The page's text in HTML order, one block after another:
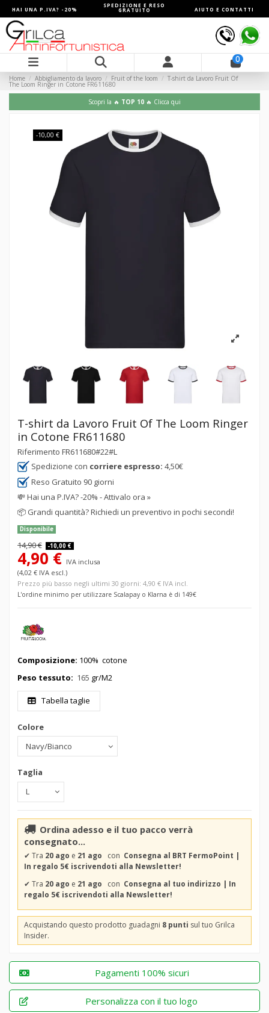
HAI UNA P.IVA? -20%
SPEDIZIONE E RESO
GRATUITO AIUTO E CONTATTI
0
Home Abbigliamento da lavoro Fruit of the loom T-shirt da Lavoro Fruit Of
The Loom Ringer in Cotone FR611680
Scopri la 🔥 TOP 10 🔥 Clicca qui
-10,00 €
T-shirt da Lavoro Fruit Of The Loom Ringer
in Cotone FR611680
Riferimento FR611680#22#L
Spedizione con corriere espresso: 4,50€
Reso Gratuito 90 giorni
💸Hai una P.IVA? -20% - Attivalo ora »
📦 Grandi quantità? Richiedi un preventivo in pochi secondi!
Disponibile
14,90 € -10,00 €
4,90 € IVA inclusa
(4,02 € IVA escl.)
Prezzo più basso negli ultimi 30 giorni: 4,90 € IVA incl.
L'ordine minimo per utilizzare Scalapay o Klarna è di 149€
Composizione: 100% cotone
Peso tessuto: 165 gr/M2
Tabella taglie
Colore
Taglia
Ordina adesso e il tuo pacco verrà
consegnato...
✔ Tra 20 ago e 21 ago con Consegna al BRT FermoPoint |
In regalo 5€ iscrivendoti alla Newsletter!
✔ Tra 20 ago e 21 ago con Consegna al tuo indirizzo | In
regalo 5€ iscrivendoti alla Newsletter!
Acquistando questo prodotto guadagni 8 punti sul tuo Grilca
Insider.
Pagamenti 100% sicuri
Personalizza con il tuo logo